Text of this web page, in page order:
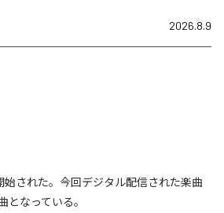
2026.8.9
始された。今回デジタル配信された楽曲
となっている。